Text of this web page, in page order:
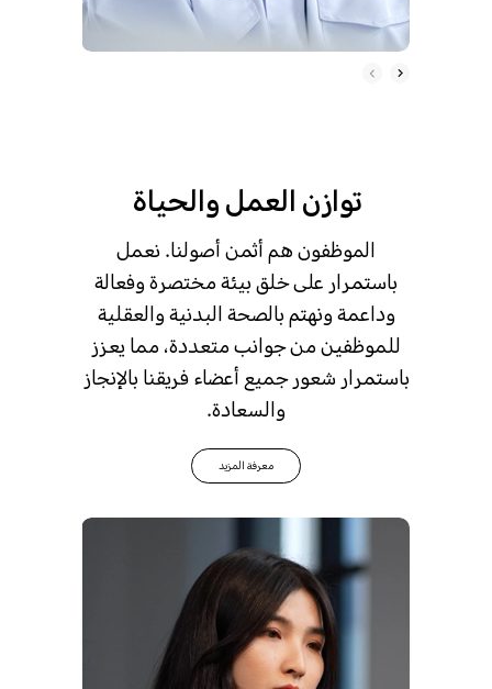
توازن العمل والحياة
الموظفون هم أثمن أصولنا. نعمل
باستمرار على خلق بيئة مختصرة وفعالة
وداعمة ونهتم بالصحة البدنية والعقلية
للموظفين من جوانب متعددة، مما يعزز
باستمرار شعور جميع أعضاء فريقنا بالإنجاز
والسعادة.
معرفة المزيد